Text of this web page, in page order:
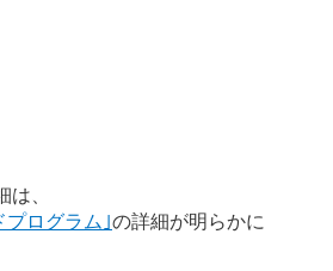
、
プログラム｣の詳細が明らかに